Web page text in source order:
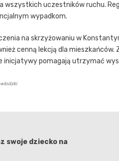
wszystkich uczestników ruchu.
wypadkom.
na skrzyżowaniu w
cenną lekcją dla
inicjatywy pomagają utrzymać
swoje dziecko na